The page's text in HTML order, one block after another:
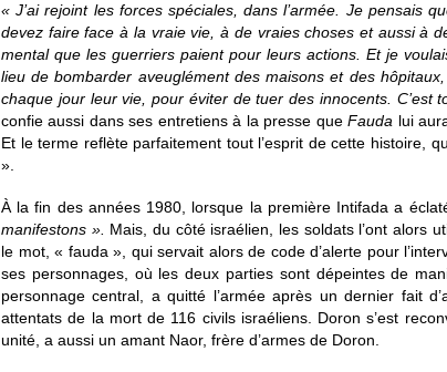
« J’ai rejoint les forces spéciales, dans l’armée. Je pensais
devez faire face à la vraie vie, à de vraies choses et aussi à
mental que les guerriers paient pour leurs actions. Et je
lieu de bombarder aveuglément des maisons et des
chaque jour leur vie, pour éviter de tuer des innocents. C’est
confie aussi dans ses entretiens à la presse queFauda lui
Et le terme reflète parfaitement tout l’esprit de cette histoire,
».
À la fin des années 1980, lorsque la première Intifada a
manifestons ». Mais, du côté israélien, les soldats l’ont alors
le mot, « fauda », qui servait alors de code d’alerte pour
ses personnages, où les deux parties sont dépeintes de
personnage central, a quitté l’armée après un dernier fait
attentats de la mort de 116 civils israéliens. Doron s’est
unité, a aussi un amant Naor, frère d’armes de Doron.